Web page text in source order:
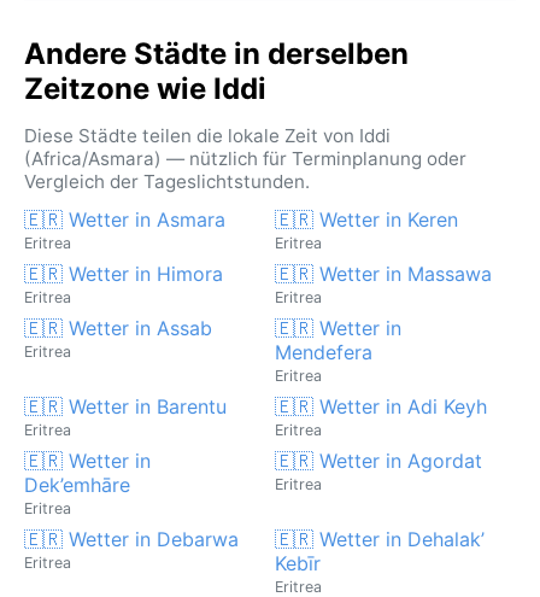
abgeschiedenen Oase am Roten Meer vorgibt.
Andere Städte in derselben
Zeitzone wie Iddi
Diese Städte teilen die lokale Zeit von Iddi
(Africa/Asmara) — nützlich für Terminplanung oder
Vergleich der Tageslichtstunden.
🇪🇷 Wetter in Asmara
Eritrea
🇪🇷 Wetter in Keren
Eritrea
🇪🇷 Wetter in Himora
Eritrea
🇪🇷 Wetter in Massawa
Eritrea
🇪🇷 Wetter in Assab
Eritrea
🇪🇷 Wetter in
Mendefera
Eritrea
🇪🇷 Wetter in Barentu
Eritrea
🇪🇷 Wetter in Adi Keyh
Eritrea
🇪🇷 Wetter in
Dek’emhāre
Eritrea
🇪🇷 Wetter in Agordat
Eritrea
🇪🇷 Wetter in Debarwa
Eritrea
🇪🇷 Wetter in Dehalak’
Kebīr
Eritrea